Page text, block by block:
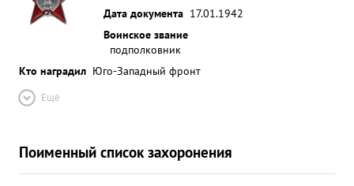
Дата документа 17.01.1942
Воинское звание
подполковник
Кто наградил Юго-Западный фронт
Ещё
Поименный список захоронения